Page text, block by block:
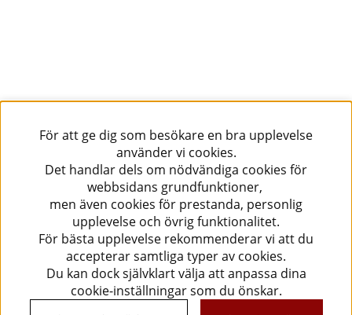
För att ge dig som besökare en bra upplevelse
använder vi cookies.
Det handlar dels om nödvändiga cookies för
webbsidans grundfunktioner,
men även cookies för prestanda, personlig
upplevelse och övrig funktionalitet.
För bästa upplevelse rekommenderar vi att du
accepterar samtliga typer av cookies.
Du kan dock självklart välja att anpassa dina
cookie-inställningar som du önskar.